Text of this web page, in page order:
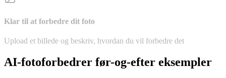
Klar til at forbedre dit foto
Upload et billede og beskriv, hvordan du vil forbedre det
AI-fotoforbedrer før-og-efter eksempler